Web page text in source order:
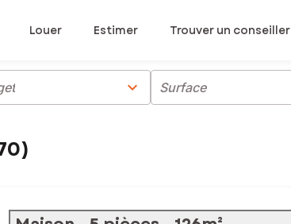
Louer Estimer Trouver un conseiller
chevron_right Surface